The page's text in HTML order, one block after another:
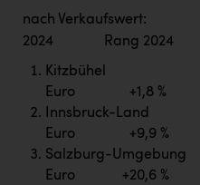
nach
2024 Rang 2024
Euro +1,8 %
Innsbruck-
Euro +9,9 %
Salzburg-
Euro +20,6 %